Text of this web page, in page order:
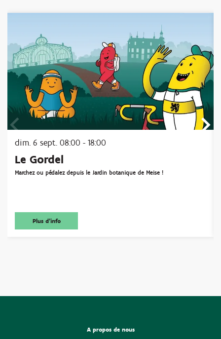
Le Gordel
Marchez ou pédalez depuis le Jardin botanique de Meise !
dim. 6 sept. 08:00 - 18:00
Plus d'info
A propos de nous